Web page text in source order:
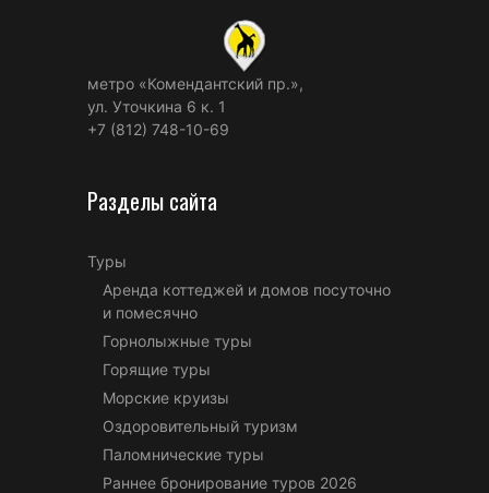
метро «Комендантский пр.»,
ул. Уточкина 6 к. 1
+7 (812) 748-10-69
Разделы сайта
Туры
Аренда коттеджей и домов посуточно
и помесячно
Горнолыжные туры
Горящие туры
Морские круизы
Оздоровительный туризм
Паломнические туры
Раннее бронирование туров 2026